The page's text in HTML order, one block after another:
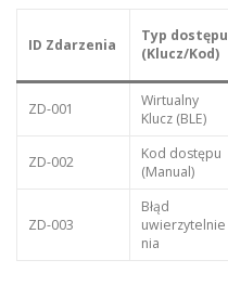
ID Zdarzenia
Typ dostępu
(Klucz/Kod)
ZD-001
Wirtualny
Klucz (BLE)
ZD-002
Kod dostępu
(Manual)
ZD-003
Błąd
uwierzytelnie
nia